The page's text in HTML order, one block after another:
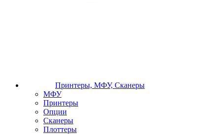
Принтеры, МФУ, Сканеры
МФУ
Принтеры
Опции
Сканеры
Плоттеры